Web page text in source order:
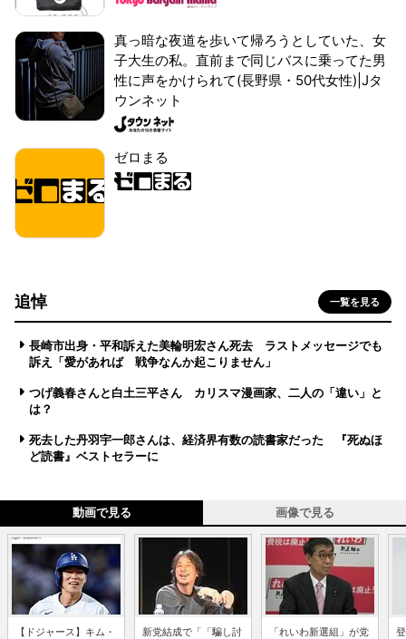
真っ暗な夜道を歩いて帰ろうとしていた、女
子大生の私。直前まで同じバスに乗ってた男
性に声をかけられて(長野県・50代女性)|Jタ
ウンネット
ゼロまる
追悼 一覧を見る
長崎市出身・平和訴えた美輪明宏さん死去 ラストメッセージでも
訴え「愛があれば 戦争なんか起こりません」
つげ義春さんと白土三平さん カリスマ漫画家、二人の「違い」と
は？
死去した丹羽宇一郎さんは、経済界有数の読書家だった 『死ぬほ
ど読書』ベストセラーに
動画で見る 画像で見る
【ドジャース】キム・
新党結成で「「騙し討
「れいわ新選組」が党